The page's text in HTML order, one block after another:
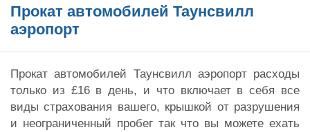
Прокат автомобилей Таунсвилл
аэропорт
Прокат автомобилей Таунсвилл аэропорт расходы
только из £16 в день, и что включает в себя все
виды страхования вашего, крышкой от разрушения
и неограниченный пробег так что вы можете ехать